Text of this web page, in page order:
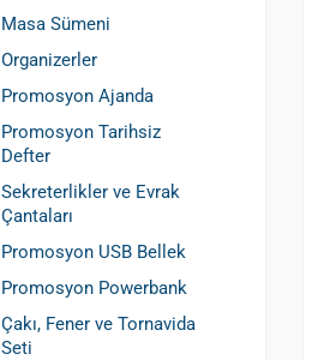
Masa Sümeni
Organizerler
Promosyon Ajanda
Promosyon Tarihsiz
Defter
Sekreterlikler ve Evrak
Çantaları
Promosyon USB Bellek
Promosyon Powerbank
Çakı, Fener ve Tornavida
Seti